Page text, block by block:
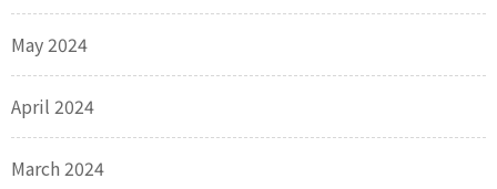
May 2024
April 2024
March 2024